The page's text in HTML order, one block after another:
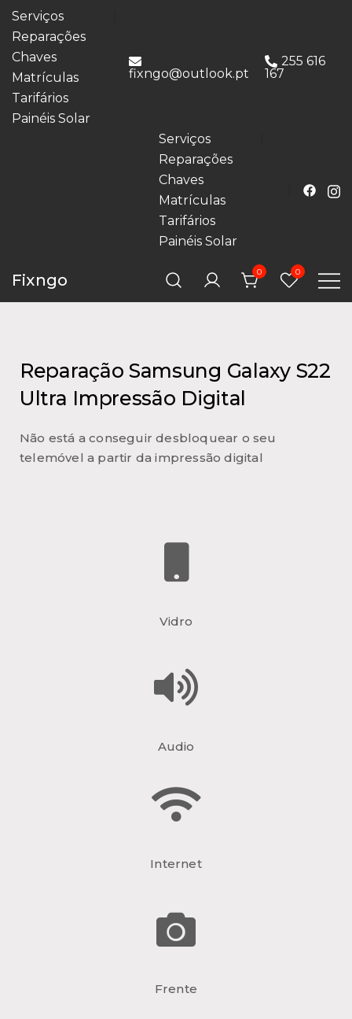
Serviços
Reparações
Chaves
Matrículas
Tarifários
Painéis Solar
fixngo@outlook.pt
255 616
167
Serviços
Reparações
Chaves
Matrículas
Tarifários
Painéis Solar
Fixngo 0 0
Reparação Samsung Galaxy S22
Ultra Impressão Digital
Não está a conseguir desbloquear o seu
telemóvel a partir da impressão digital
Vidro
Audio
Internet
Frente